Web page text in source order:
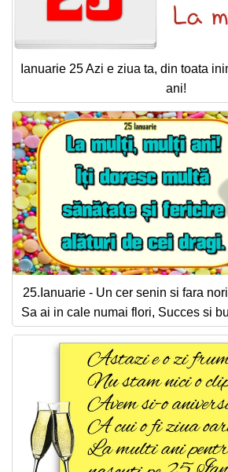
Ianuarie 25 Azi e ziua ta, din toata
ani!
25.Ianuarie - Un cer senin si fara
Sa ai in cale numai flori, Succes si